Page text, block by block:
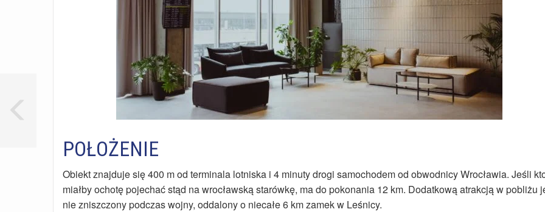
POŁOŻENIE
Obiekt znajduje się 400 m od terminala lotniska i 4 minuty drogi samochodem od obwodnicy Wrocławia. Jeśli
miałby ochotę pojechać stąd na wrocławską starówkę, ma do pokonania 12 km. Dodatkową atrakcją w pobliżu
nie zniszczony podczas wojny, oddalony o niecałe 6 km zamek w Leśnicy.